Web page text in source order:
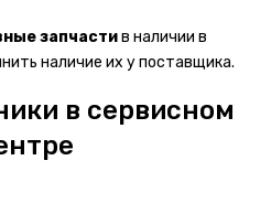
запчастив наличии в
наличие их у поставщика.
в сервисном